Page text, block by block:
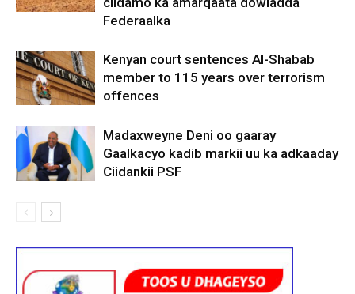
Federaalka
Kenyan court sentences Al-Shabab
member to 115 years over terrorism
offences
Madaxweyne Deni oo gaaray
Gaalkacyo kadib markii uu ka adkaaday
Ciidankii PSF